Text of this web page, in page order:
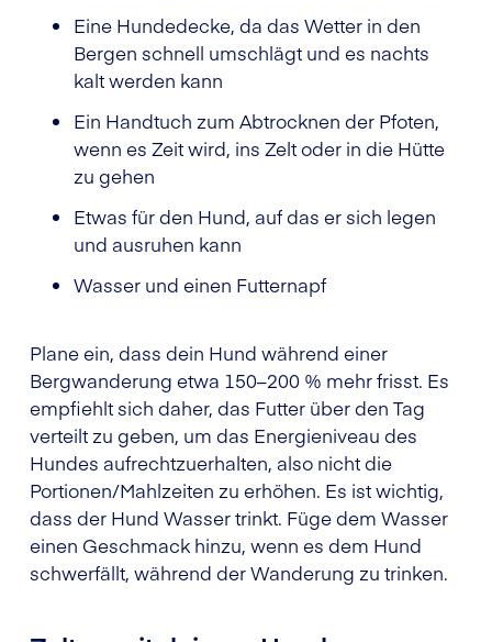
Eine Hundedecke, da das Wetter in den
Bergen schnell umschlägt und es nachts
kalt werden kann
Ein Handtuch zum Abtrocknen der Pfoten,
wenn es Zeit wird, ins Zelt oder in die Hütte
zu gehen
Etwas für den Hund, auf das er sich legen
und ausruhen kann
Wasser und einen Futternapf
Plane ein, dass dein Hund während einer
Bergwanderung etwa 150–200 % mehr frisst. Es
empfiehlt sich daher, das Futter über den Tag
verteilt zu geben, um das Energieniveau des
Hundes aufrechtzuerhalten, also nicht die
Portionen/Mahlzeiten zu erhöhen. Es ist wichtig,
dass der Hund Wasser trinkt. Füge dem Wasser
einen Geschmack hinzu, wenn es dem Hund
schwerfällt, während der Wanderung zu trinken.